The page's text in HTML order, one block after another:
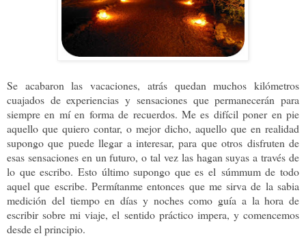
Se acabaron las vacaciones, atrás quedan muchos kilómetros
cuajados de experiencias y sensaciones que permanecerán para
siempre en mí en forma de recuerdos. Me es difícil poner en pie
aquello que quiero contar, o mejor dicho, aquello que en realidad
supongo que puede llegar a interesar, para que otros disfruten de
esas sensaciones en un futuro, o tal vez las hagan suyas a través de
lo que escribo. Esto último supongo que es el súmmum de todo
aquel que escribe. Permítanme entonces que me sirva de la sabia
medición del tiempo en días y noches como guía a la hora de
escribir sobre mi viaje, el sentido práctico impera, y comencemos
desde el principio.